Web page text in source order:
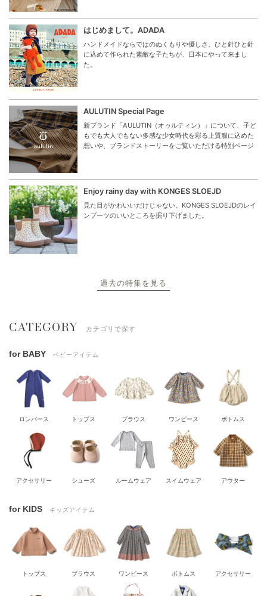
はじめまして。ADADA
ハンドメイドならではのぬくもりや優しさ、ひと針ひと針
に込めて作られた素敵な子たちが、日本にやって来まし
た。
AULUTIN Special Page
新ブランド「AULUTIN（オゥルティン）」について、子ど
もでも大人でもない多感な少女時代を彩る上質服に込めた
想いや、ブランドストーリーをご覧いただける特別ページ
Enjoy rainy day with KONGES SLOEJD
見た目がかわいいだけじゃない。KONGES SLOEJDのレイ
ンブーツのいいところを掘り下げました。
過去の特集を見る
CATEGORY カテゴリで探す
for BABY ベビーアイテム
ロンパース トップス ブラウス ワンピース ボトムス
アクセサリー シューズ ルームウェア スイムウェア アウター
for KIDS キッズアイテム
トップス ブラウス ワンピース ボトムス アクセサリー